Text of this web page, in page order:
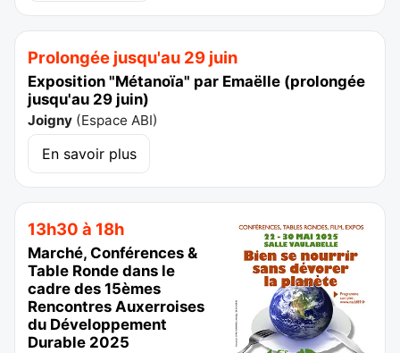
Prolongée jusqu'au 29 juin
Exposition "Métanoïa" par Emaëlle (prolongée
jusqu'au 29 juin)
Joigny (Espace ABI)
En savoir plus
13h30 à 18h
Marché, Conférences &
Table Ronde dans le
cadre des 15èmes
Rencontres Auxerroises
du Développement
Durable 2025